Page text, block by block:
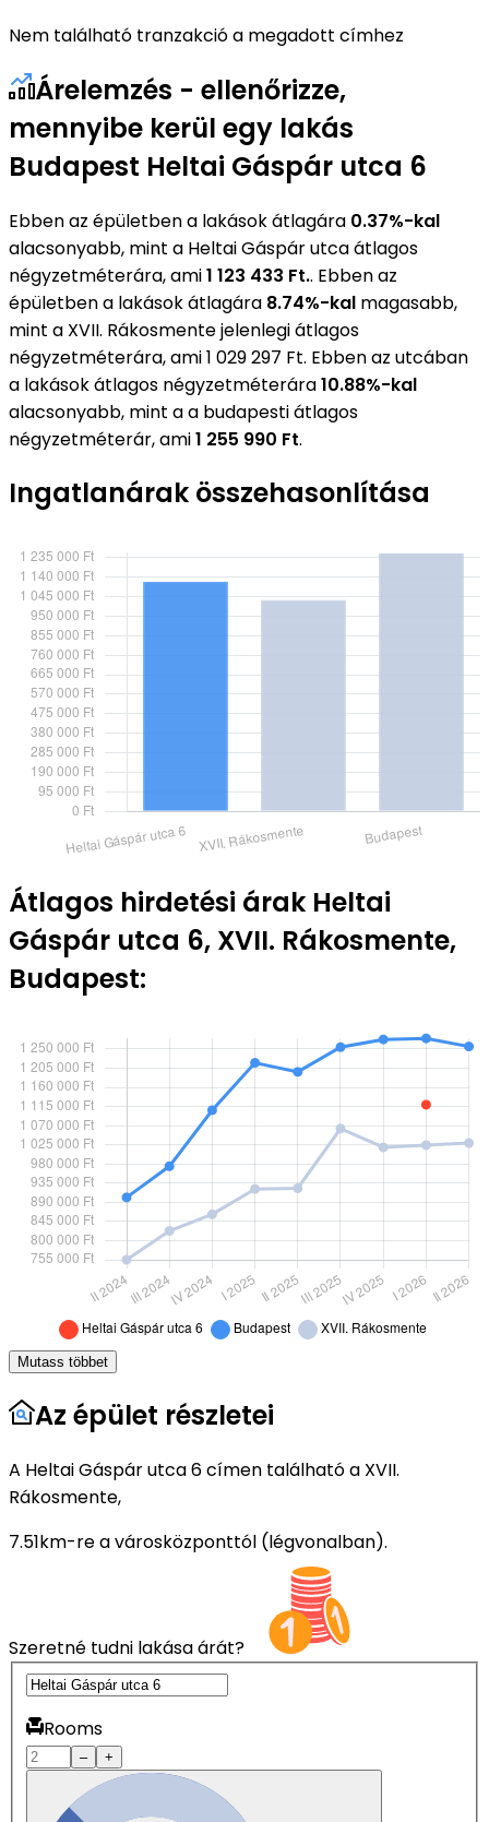
Nem található tranzakció a megadott címhez
Árelemzés - ellenőrizze,
mennyibe kerül egy lakás
Budapest Heltai Gáspár utca 6
Ebben az épületben a lakások átlagára 0.37%-kal
alacsonyabb, mint a Heltai Gáspár utca átlagos
négyzetméterára, ami1 123 433 Ft.. Ebben az
épületben a lakások átlagára 8.74%-kal magasabb,
mint a XVII. Rákosmente jelenlegi átlagos
négyzetméterára, ami 1 029 297 Ft. Ebben az utcában
a lakások átlagos négyzetméterára10.88%-kal
alacsonyabb, mint a a budapesti átlagos
négyzetméterár, ami1 255 990 Ft.
Ingatlanárak összehasonlítása
Átlagos hirdetési árak Heltai
Gáspár utca 6, XVII. Rákosmente,
Budapest:
Mutass többet
Az épület részletei
A Heltai Gáspár utca 6 címen található a XVII.
Rákosmente,
7.51km-re a városközponttól (légvonalban).
Szeretné tudni lakása árát?
Rooms
– +